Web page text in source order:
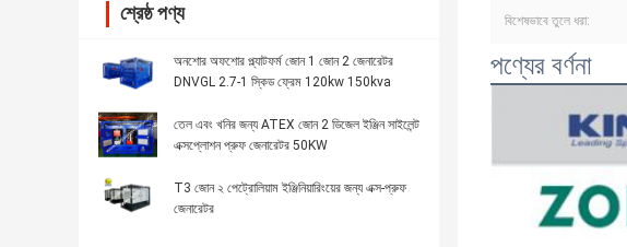
শ্রেষ্ঠ পণ্য
অনশোর অফশোর প্ল্যাটফর্ম জোন 1 জোন 2 জেনারেটর
DNVGL 2.7-1 স্কিড ফ্রেম 120kw 150kva
তেল এবং খনির জন্য ATEX জোন 2 ডিজেল ইঞ্জিন সাইলেন্ট
এক্সপ্লোশন প্রুফ জেনারেটর 50KW
T3 জোন ২ পেট্রোলিয়াম ইঞ্জিনিয়ারিংয়ের জন্য এক্স-প্রুফ
জেনারেটর
বিশেষভাবে তুলে ধরা:
পণ্যের বর্ণনা